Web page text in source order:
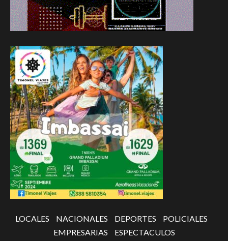
LOCALES NACIONALES DEPORTES
POLICIALES
EMPRESARIAS
ESPECTACULOS